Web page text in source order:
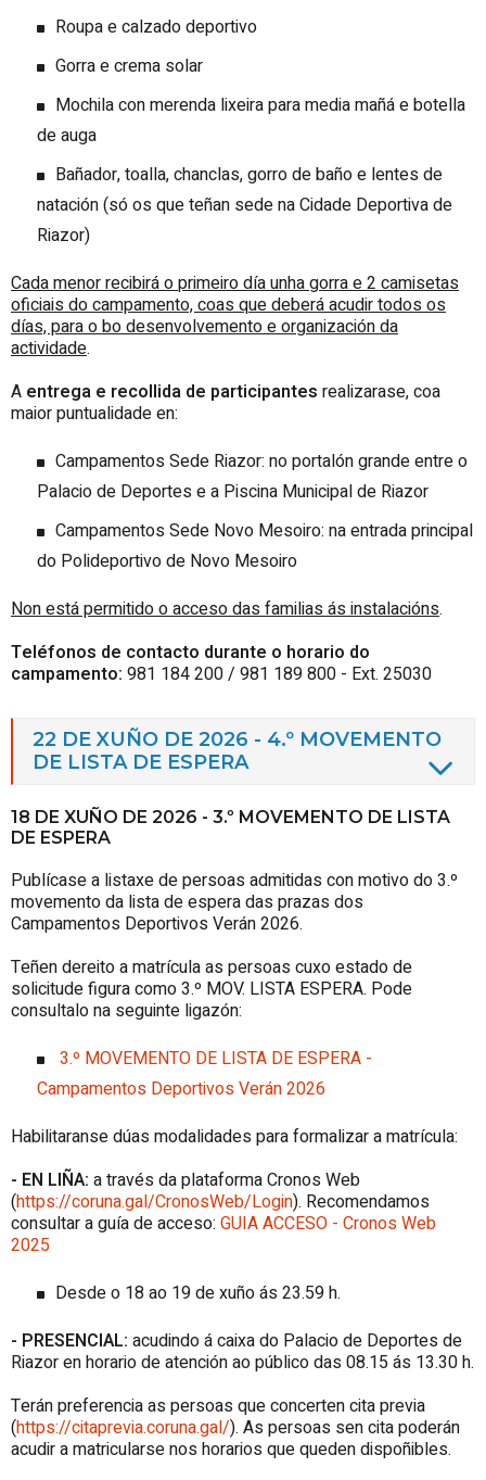
Roupa e calzado deportivo
Gorra e crema solar
Mochila con merenda lixeira para media mañá e botella
de auga
Bañador, toalla, chanclas, gorro de baño e lentes de
natación (só os que teñan sede na Cidade Deportiva de
Riazor)
Cada menor recibirá oprimeiro día unhagorra e 2 camisetas
oficiais do campamento, coas que deberá acudir todos os
días, para o bo desenvolvemento e organización da
actividade.
A entrega e recollida de participantes realizarase, coa
maior puntualidade en:
Campamentos Sede Riazor: noportalón grande entre o
Palacio de Deportes e a Piscina Municipal de Riazor
Campamentos Sede Novo Mesoiro: na entrada principal
do Polideportivo de Novo Mesoiro
Non está permitido o acceso das familias ás instalacións.
Teléfonos de contacto durante o horario do
campamento: 981 184 200 / 981 189 800 - Ext. 25030
22 DE XUÑO DE 2026 - 4.º MOVEMENTO
DE LISTA DE ESPERA
18 DE XUÑO DE 2026 - 3.º MOVEMENTO DE LISTA
DE ESPERA
Publícase a listaxe de persoas admitidas con motivo do 3.º
movemento da lista de espera das prazas dos
Campamentos Deportivos Verán 2026.
Teñen dereito a matrícula as persoas cuxo estado de
solicitude figura como 3.º MOV. LISTA ESPERA. Pode
consultalo na seguinte ligazón:
3.º MOVEMENTO DE LISTA DE ESPERA -
Campamentos Deportivos Verán 2026
Habilitaranse dúas modalidades para formalizar a matrícula:
- EN LIÑA: a través da plataforma Cronos Web
(https://coruna.gal/CronosWeb/Login). Recomendamos
consultar a guía de acceso: GUIA ACCESO - Cronos Web
2025
Desde o 18 ao 19 de xuño ás 23.59 h.
- PRESENCIAL: acudindo á caixa do Palacio de Deportes de
Riazor en horario de atención ao público das 08.15 ás 13.30 h.
Terán preferencia as persoas que concerten cita previa
(https://citaprevia.coruna.gal/). As persoas sen cita poderán
acudir a matricularse nos horarios que queden dispoñibles.